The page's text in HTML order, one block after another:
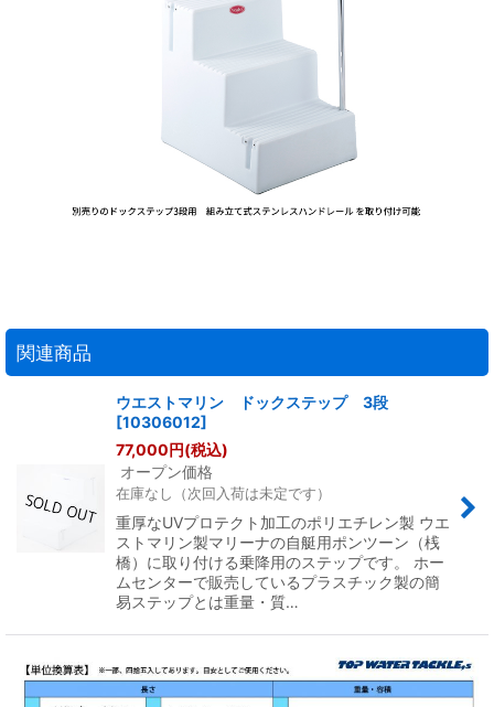
関連商品
ウエストマリン ドックステップ 3段
[10306012]
77,000円(税込)
オープン価格
在庫なし（次回入荷は未定です）
重厚なUVプロテクト加工のポリエチレン製 ウエ
ストマリン製マリーナの自艇用ポンツーン（桟
橋）に取り付ける乗降用のステップです。 ホー
ムセンターで販売しているプラスチック製の簡
易ステップとは重量・質…